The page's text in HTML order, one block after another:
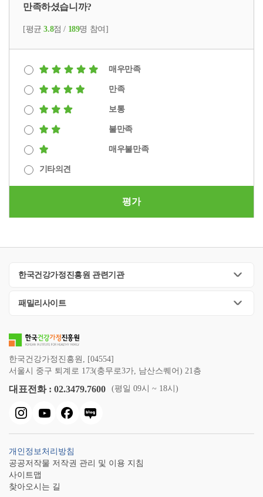
만족하셨습니까?
[평균3.8점 / 189명 참여]
매우만족
만족
보통
불만족
매우불만족
기타의견
평가
한국건강가정진흥원 관련기관
패밀리사이트
한국건강가정진흥원, [04554]
서울시 중구 퇴계로 173(충무로3가, 남산스퀘어) 21층
대표전화 : 02.3479.7600 (평일 09시 ~ 18시)
개인정보처리방침
공공저작물 저작권 관리 및 이용 지침
사이트맵
찾아오시는 길